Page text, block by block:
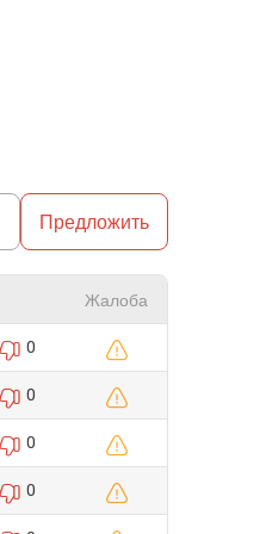
Предложить
Жалоба
0
0
0
0